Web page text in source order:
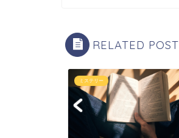
RELATED POST
ミステリー